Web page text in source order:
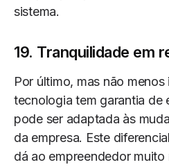
sistema.
19. Tranquilidade em
Por último, mas não
tecnologia tem garantia de
pode ser adaptada às
da empresa. Este
dá ao empreendedor muito